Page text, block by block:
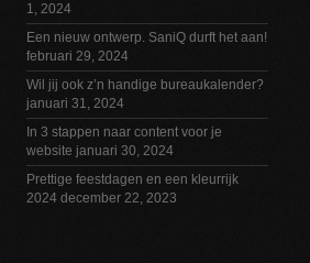
1, 2024
Een nieuw ontwerp. SaniQ durft het aan!
februari 29, 2024
Wil jij ook z’n handige bureaukalender?
januari 31, 2024
In 3 stappen naar content voor je
website januari 30, 2024
Prettige feestdagen en een kleurrijk
2024 december 22, 2023